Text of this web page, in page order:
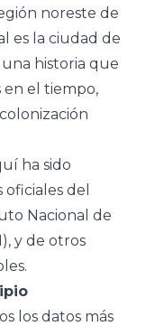
noreste de
es la ciudad de
historia que
en el tiempo,
ha sido
del
Nacional de
y de otros
los datos más